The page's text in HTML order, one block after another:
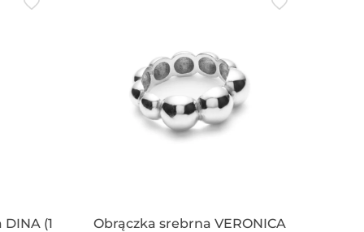
(1
Obrączka srebrna VERONICA